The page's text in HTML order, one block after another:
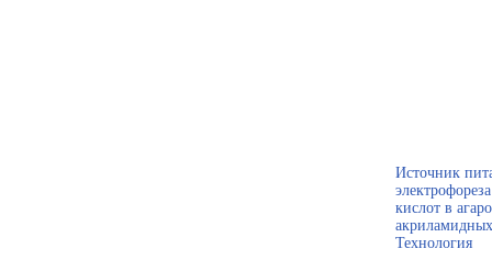
Источник
кислот в
Технология